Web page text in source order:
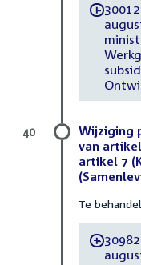
-
Wijziging
van
artikel 7
Te
-
40